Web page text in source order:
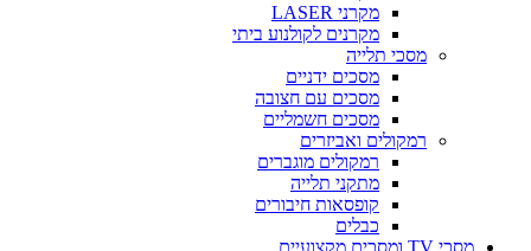
מקרני LASER
מקרנים לקולנוע ביתי
מסכי תלייה
מסכים ידניים
מסכים עם חצובה
מסכים חשמליים
רמקולים ואביזרים
רמקולים מוגברים
מתקני תלייה
קופסאות חיבורים
כבלים
מסכי TV ומסכים מקצועיים